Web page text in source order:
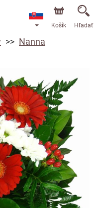
Košík Hľadať
Nanna